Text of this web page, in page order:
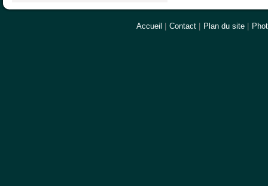
Accueil | Contact | Plan du site |